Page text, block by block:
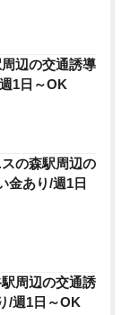
辺の交通誘導
1日～OK
の森駅周辺の
金あり/週1日
周辺の交通誘
/週1日～OK